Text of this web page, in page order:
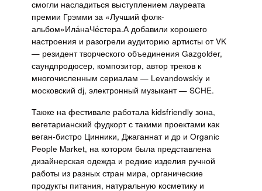
смогли насладиться выступлением лауреата
премии Грэмми за «Лучший фолк-
альбом»Ила́наЧе́стера.А добавили хорошего
настроения и разогрели аудиторию артисты от VK
— резидент творческого объединения Gazgolder,
саундпродюсер, композитор, автор треков к
многочисленным сериалам — Levandowskiy и
московский dj, электронный музыкант — SCHE.
Также на фестивале работала kidsfriendly зона,
вегетарианский фудкорт с такими проектами как
веган-бистро Цинники, Джаганнат и др и Organic
People Market, на котором была представлена
дизайнерская одежда и редкие изделия ручной
работы из разных стран мира, органические
продукты питания, натуральную косметику и